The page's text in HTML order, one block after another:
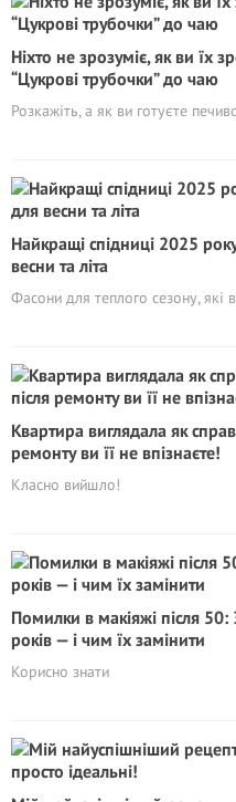
Ніхто не зрозуміє, як ви їх
“Цукрові трубочки” до чаю
Розкажіть, а як ви готуєте
Найкращі спідниці 2025
весни та літа
Фасони для теплого сезону, які
Квартира виглядала як
ремонту ви її не впізнаєте!
Класно вийшло!
Помилки в макіяжі після
років — і чим їх замінити
Корисно знати